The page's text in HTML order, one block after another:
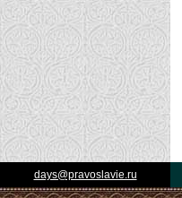
days@pravoslavie.ru